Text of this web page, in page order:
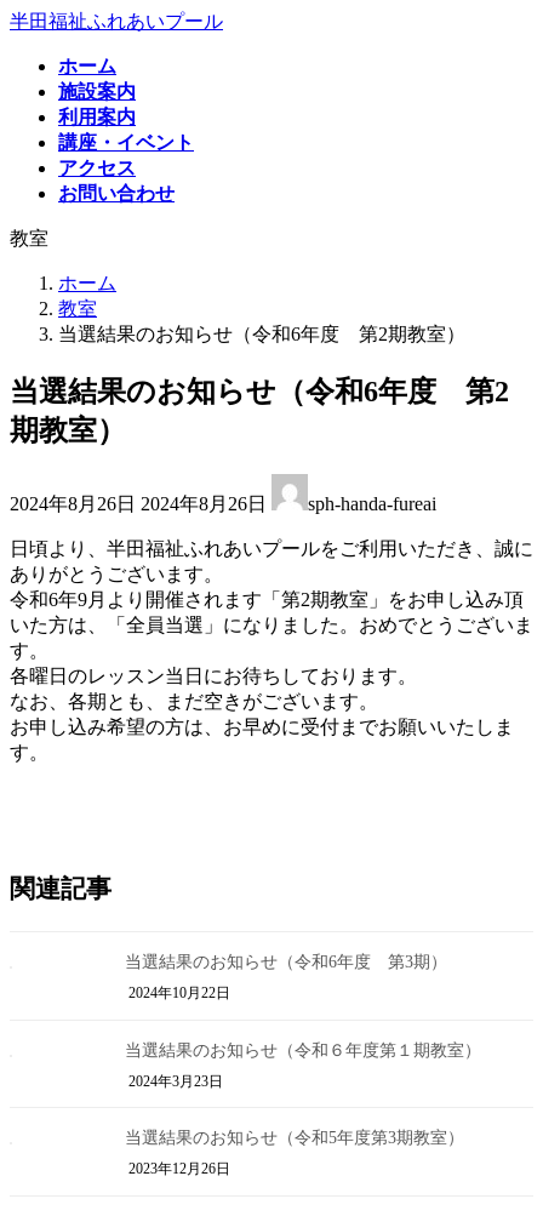
コ
プ
ナ
動
半田福祉ふれあいプール
ホーム
施設案内
利用案内
講座・イベント
アクセス
お問い合わせ
教室
ホーム
教室
当選結果のお知らせ（令和6年度 第2期教室）
当選結果のお知らせ（令和6年度 第2
期教室）
2024年8月26日 終
更
新
日
時
:
2024年8月26日 sph-handa-fureai
日頃より、半田福祉ふれあいプールをご利用いただき、誠に
ありがとうございます。
令和6年9月より開催されます「第2期教室」をお申し込み頂
いた方は、「全員当選」になりました。おめでとうございま
す。
各曜日のレッスン当日にお待ちしております。
なお、各期とも、まだ空きがございます。
お申し込み希望の方は、お早めに受付までお願いいたしま
す。
関連記事
当選結果のお知らせ（令和6年度 第3期）
2024年10月22日
当選結果のお知らせ（令和６年度第１期教室）
2024年3月23日
当選結果のお知らせ（令和5年度第3期教室）
2023年12月26日